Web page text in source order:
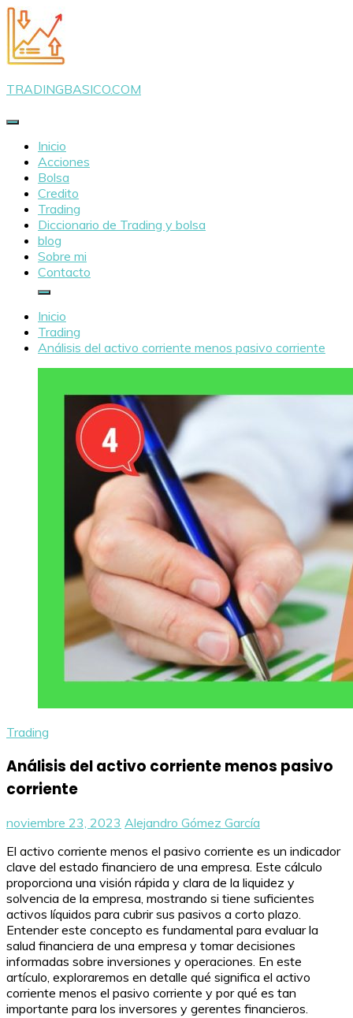
Saltar
al
contenido
TRADINGBASICO.COM
Inicio
Acciones
Bolsa
Credito
Trading
Diccionario de Trading y bolsa
blog
Sobre mi
Contacto
Inicio
Trading
Análisis del activo corriente menos pasivo corriente
Trading
Análisis del activo corriente menos pasivo
corriente
noviembre 23, 2023 Alejandro Gómez García
El activo corriente menos el pasivo corriente es un indicador
clave del estado financiero de una empresa. Este cálculo
proporciona una visión rápida y clara de la liquidez y
solvencia de la empresa, mostrando si tiene suficientes
activos líquidos para cubrir sus pasivos a corto plazo.
Entender este concepto es fundamental para evaluar la
salud financiera de una empresa y tomar decisiones
informadas sobre inversiones y operaciones. En este
artículo, exploraremos en detalle qué significa el activo
corriente menos el pasivo corriente y por qué es tan
importante para los inversores y gerentes financieros.